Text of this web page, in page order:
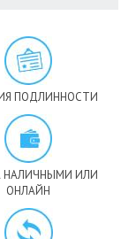
ПОДЛИННОСТИ
НАЛИЧНЫМИ ИЛИ
ОНЛАЙН